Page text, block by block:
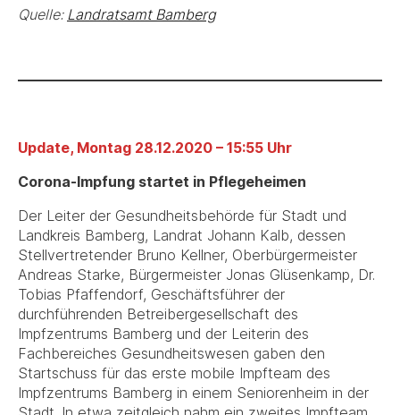
Quelle: Landratsamt Bamberg
Update, Montag 28.12.2020 – 15:55 Uhr
Corona-Impfung startet in Pflegeheimen
Der Leiter der Gesundheitsbehörde für Stadt und
Landkreis Bamberg, Landrat Johann Kalb, dessen
Stellvertretender Bruno Kellner, Oberbürgermeister
Andreas Starke, Bürgermeister Jonas Glüsenkamp, Dr.
Tobias Pfaffendorf, Geschäftsführer der
durchführenden Betreibergesellschaft des
Impfzentrums Bamberg und der Leiterin des
Fachbereiches Gesundheitswesen gaben den
Startschuss für das erste mobile Impfteam des
Impfzentrums Bamberg in einem Seniorenheim in der